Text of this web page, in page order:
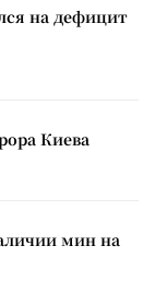
на дефицит
Киева
мин на